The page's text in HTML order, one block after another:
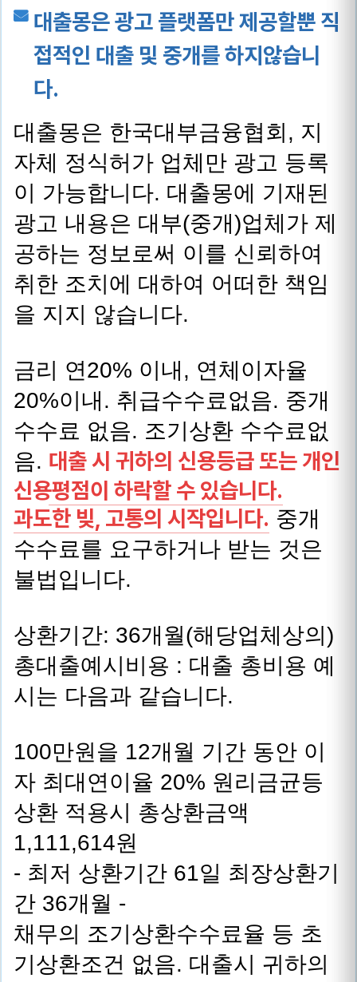
대출몽은 광고 플랫폼만 제공할뿐 직
접적인 대출 및 중개를 하지않습니
다.
대출몽은 한국대부금융협회, 지
자체 정식허가 업체만 광고 등록
이 가능합니다. 대출몽에 기재된
광고 내용은 대부(중개)업체가 제
공하는 정보로써 이를 신뢰하여
취한 조치에 대하여 어떠한 책임
을 지지 않습니다.
금리 연20% 이내, 연체이자율
20%이내. 취급수수료없음. 중개
수수료 없음. 조기상환 수수료없
음. 대출 시 귀하의 신용등급 또는 개인
신용평점이 하락할 수 있습니다.
과도한 빚, 고통의 시작입니다. 중개
수수료를 요구하거나 받는 것은
불법입니다.
상환기간: 36개월(해당업체상의)
총대출예시비용 : 대출 총비용 예
시는 다음과 같습니다.
100만원을 12개월 기간 동안 이
자 최대연이율 20% 원리금균등
상환 적용시 총상환금액
1,111,614원
- 최저 상환기간 61일 최장상환기
간 36개월 -
채무의 조기상환수수료율 등 초
기상환조건 없음. 대출시 귀하의